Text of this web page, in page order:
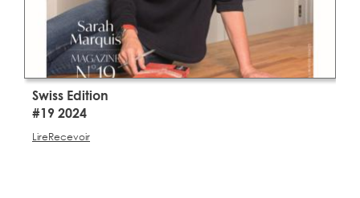
Swiss Edition
#19 2024
LireRecevoir